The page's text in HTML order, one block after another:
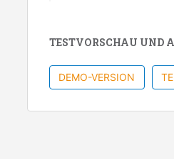
TESTVORSCHAU UND